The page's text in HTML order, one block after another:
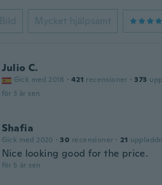
Bild Mycket hjälpsamt
Julio C.
Gick med 2018 · 421 recensioner · 373
för 3 år sen
Shafia
Gick med 2020 · 30 recensioner · 21
Nice looking good for the price.
för 5 år sen